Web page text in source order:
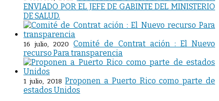
ENVIADO POR EL JEFE DE GABINTE DEL MINISTERIO
DE SALUD.
16 julio, 2020
Comité de Contrat ación : El Nuevo
recurso Para transparencia
1 julio, 2018 Proponen a Puerto Rico como parte de
estados Unidos